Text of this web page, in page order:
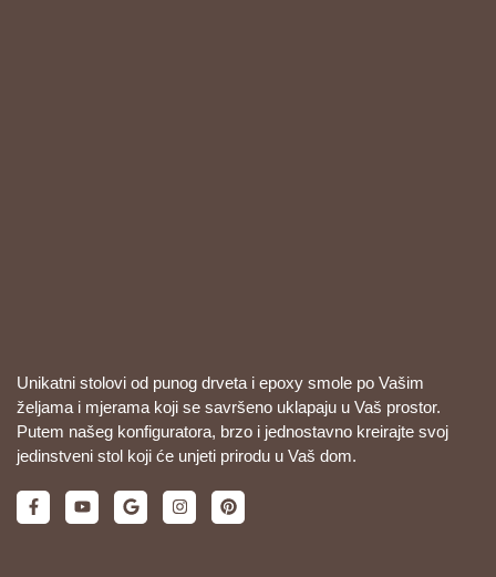
Unikatni stolovi od punog drveta i epoxy smole po Vašim
željama i mjerama koji se savršeno uklapaju u Vaš prostor.
Putem našeg konfiguratora, brzo i jednostavno kreirajte svoj
jedinstveni stol koji će unjeti prirodu u Vaš dom.